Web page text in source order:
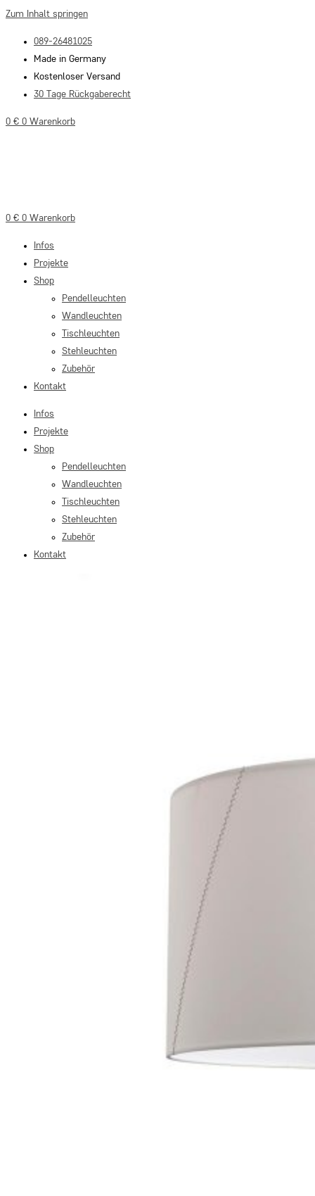
Zum Inhalt springen
089-26481025
Made in Germany
Kostenloser Versand
30 Tage Rückgaberecht
0 € 0 Warenkorb
0 € 0 Warenkorb
Infos
Projekte
Shop
Pendelleuchten
Wandleuchten
Tischleuchten
Stehleuchten
Zubehör
Kontakt
Infos
Projekte
Shop
Pendelleuchten
Wandleuchten
Tischleuchten
Stehleuchten
Zubehör
Kontakt